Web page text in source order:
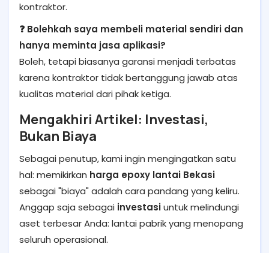
kontraktor.
❓ Bolehkah saya membeli material sendiri dan
hanya meminta jasa aplikasi?
Boleh, tetapi biasanya garansi menjadi terbatas
karena kontraktor tidak bertanggung jawab atas
kualitas material dari pihak ketiga.
Mengakhiri Artikel: Investasi,
Bukan Biaya
Sebagai penutup, kami ingin mengingatkan satu
hal: memikirkan harga epoxy lantai Bekasi
sebagai "biaya" adalah cara pandang yang keliru.
Anggap saja sebagai investasiuntuk melindungi
aset terbesar Anda: lantai pabrik yang menopang
seluruh operasional.